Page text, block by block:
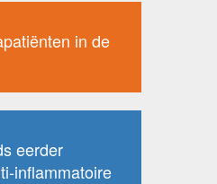
in de
eerder
inflammatoire